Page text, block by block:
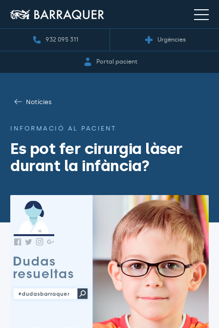
932 095 311 Urgències
Portal pacient
Notícies
INFORMACIÓ AL PACIENT
Es pot fer cirurgia làser
durant la infància?